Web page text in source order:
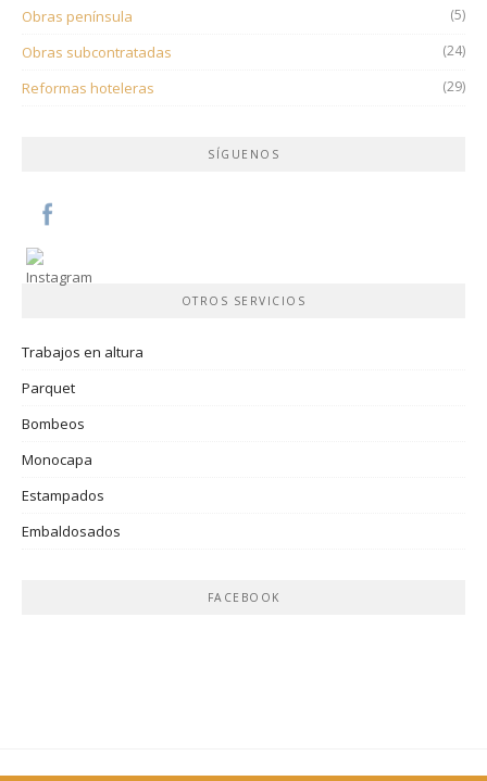
Obras península (5)
Obras subcontratadas (24)
Reformas hoteleras (29)
SÍGUENOS
OTROS SERVICIOS
Trabajos en altura
Parquet
Bombeos
Monocapa
Estampados
Embaldosados
FACEBOOK